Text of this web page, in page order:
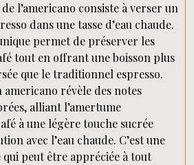
l’americano consiste à verser un
dans une tasse d’eau chaude.
permet de préserver les
tout en offrant une boisson plus
que le traditionnel espresso.
americano révèle des notes
alliant l’amertume
à une légère touche sucrée
avec l’eau chaude. C’est une
peut être appréciée à tout